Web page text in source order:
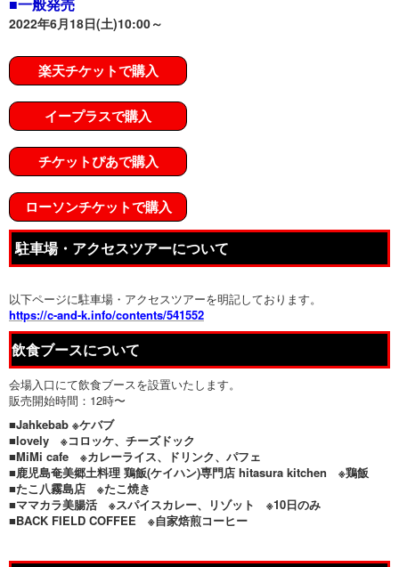
2022年6月18日(土)10:00～
楽天チケットで購入
イープラスで購入
チケットぴあで購入
ローソンチケットで購入
駐車場・アクセスツアーについて
以下ページに駐車場・アクセスツアーを明記しております。
https://c-and-k.info/contents/541552
飲食ブースについて
会場入口にて飲食ブースを設置いたします。
販売開始時間：12時〜
■Jahkebab ※ケバブ
■lovely ※コロッケ、チーズドック
■MiMi cafe ※カレーライス、ドリンク、パフェ
■鹿児島奄美郷土料理 鶏飯(ケイハン)専門店 hitasura kitchen ※鶏飯
■たこ八霧島店 ※たこ焼き
■ママカラ美腸活 ※スパイスカレー、リゾット
※10日のみ
■BACK FIELD COFFEE ※自家焙煎コーヒー